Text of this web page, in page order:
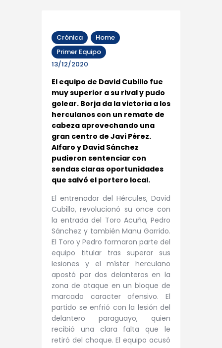
Crónica
Home
Primer Equipo
13/12/2020
El equipo de David Cubillo fue
muy superior a su rival y pudo
golear. Borja da la victoria a los
herculanos con un remate de
cabeza aprovechando una
gran centro de Javi Pérez.
Alfaro y David Sánchez
pudieron sentenciar con
sendas claras oportunidades
que salvó el portero local.
El entrenador del Hércules, David
Cubillo, revolucionó su once con
la entrada del Toro Acuña, Pedro
Sánchez y también Manu Garrido.
El Toro y Pedro formaron parte del
equipo titular tras superar sus
lesiones y el míster herculano
apostó por dos delanteros en la
zona de ataque en un bloque de
marcado caracter ofensivo. El
partido se enfrió con la lesión del
delantero paraguayo, quien
recibió una clara falta que le
retiró del choque. El equipo acusó